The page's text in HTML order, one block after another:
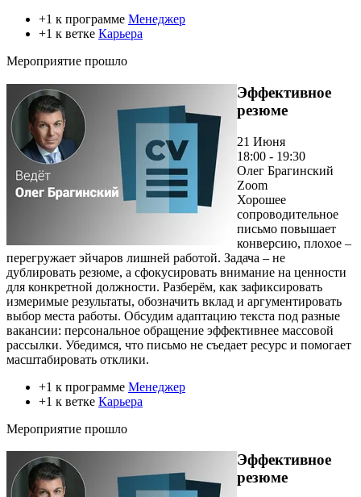
+1 к программе Менеджер
+1 к ветке Карьера
Мероприятие прошло
Эффективное
резюме
21 Июня
18:00 - 19:30
Олег Брагинский
Zoom
Хорошее
сопроводительное
письмо повышает
конверсию, плохое –
перегружает эйчаров лишней работой. Задача – не
дублировать резюме, а сфокусировать внимание на ценности
для конкретной должности. Разберём, как зафиксировать
измеримые результаты, обозначить вклад и аргументировать
выбор места работы. Обсудим адаптацию текста под разные
вакансии: персональное обращение эффективнее массовой
рассылки. Убедимся, что письмо не съедает ресурс и помогает
масштабировать отклики.
+1 к программе Менеджер
+1 к ветке Карьера
Мероприятие прошло
Эффективное
резюме